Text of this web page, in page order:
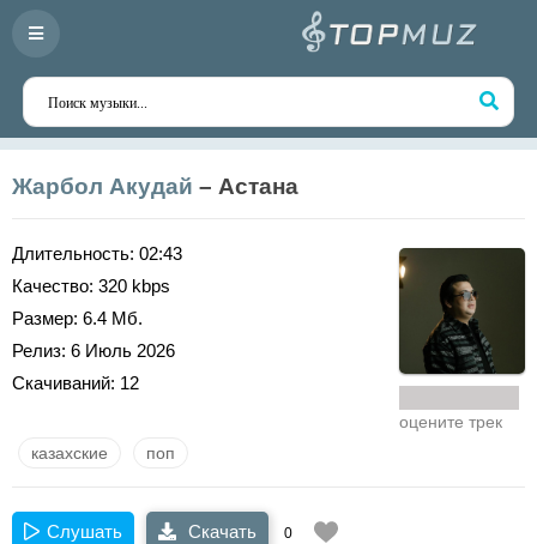
Жарбол Акудай – Астана
Длительность: 02:43
Качество: 320 kbps
Размер: 6.4 Мб.
Релиз: 6 Июль 2026
Скачиваний: 12
оцените трек
казахские поп
Слушать Скачать 0